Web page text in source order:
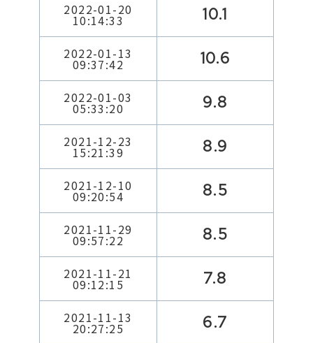
2022-01-20
10:14:33 10.1
2022-01-13
09:37:42 10.6
2022-01-03
05:33:20 9.8
2021-12-23
15:21:39 8.9
2021-12-10
09:20:54 8.5
2021-11-29
09:57:22 8.5
2021-11-21
09:12:15 7.8
2021-11-13
20:27:25 6.7